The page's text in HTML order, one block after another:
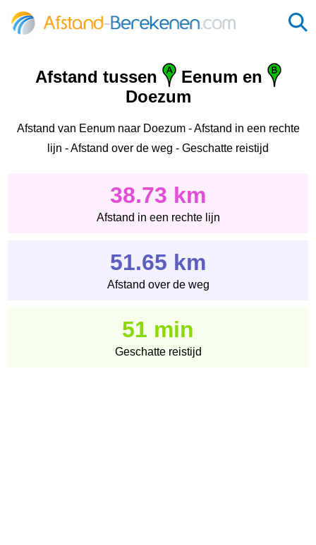
Afstand tussen
Eenum en
Doezum
Afstand van Eenum naar Doezum - Afstand in een rechte
lijn - Afstand over de weg - Geschatte reistijd
38.73 km
Afstand in een rechte lijn
51.65 km
Afstand over de weg
51 min
Geschatte reistijd